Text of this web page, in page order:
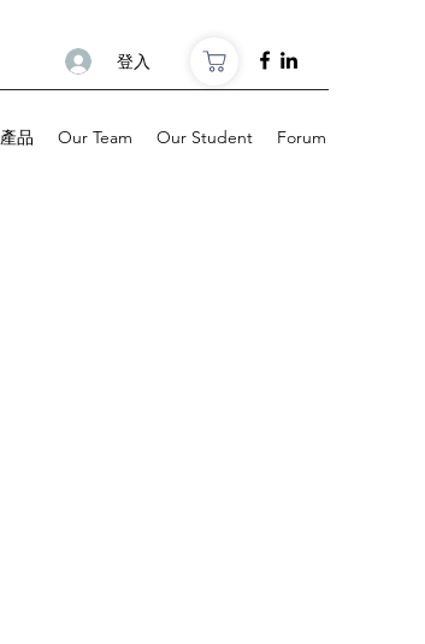
登入
產品 Our Team Our Student Forum